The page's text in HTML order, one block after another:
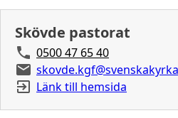
Skövde pastorat
0500 47 65 40
Länk till hemsida